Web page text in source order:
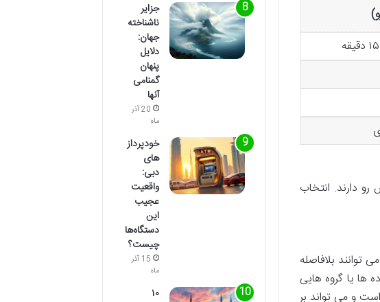
دارند. انتخاب
بلافاصله
ها یا گروه هایی
و می تواند بر
جزایر
ناشناخته
جهان:
دلایل
پنهان
گمنامی
آنها
20 آذر
ماه
خودپرداز
های
دبی:
واقعیت
عجیب
این
دستگاه‌ها
چیست؟
15 آذر
ماه
۱۰